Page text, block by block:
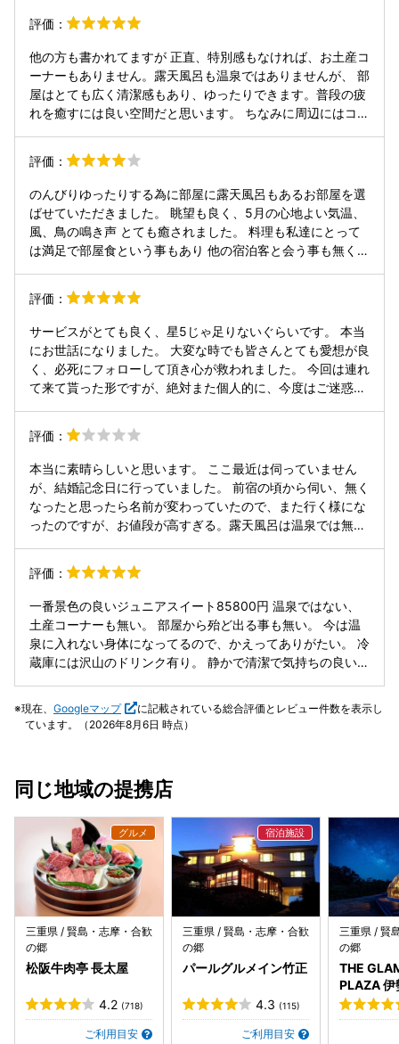
評価：
他の方も書かれてますが 正直、特別感もなければ、お土産コ
ーナーもありません。露天風呂も温泉ではありませんが、 部
屋はとても広く清潔感もあり、ゆったりできます。普段の疲
れを癒すには良い空間だと思います。 ちなみに周辺にはコン
バーもとても雰囲気が良く、いい空間でした。 なにより1番
良かった事はスタッフさんがとてもあたたかく最高の思い出
になりました。 旅館やホテルに何を求めるかは人それぞれか
と思いますが、私は大変満足できる空間でした。
評価：
のんびりゆったりする為に部屋に露天風呂もあるお部屋を選
ばせていただきました。 眺望も良く、5月の心地よい気温、
風、鳥の鳴き声 とても癒されました。 料理も私達にとって
は満足で部屋食という事もあり 他の宿泊客と会う事も無くと
評価：
サービスがとても良く、星5じゃ足りないぐらいです。 本当
にお世話になりました。 大変な時でも皆さんとても愛想が良
く、必死にフォローして頂き心が救われました。 今回は連れ
て来て貰った形ですが、絶対また個人的に、今度はご迷惑か
ました。ありがとうございました。 12時チェックアウトで
とてもゆったり過ごせるのも魅力です！！ ご飯もクオリティ
高く、全部とても美味しかったです！！
評価：
本当に素晴らしいと思います。 ここ最近は伺っていません
が、結婚記念日に行っていました。 前宿の頃から伺い、無く
なったと思ったら名前が変わっていたので、また行く様にな
ったのですが、お値段が高すぎる。露天風呂は温泉では無い
る。 もうすぐ定年の私達にとっては敷居が高くなり行くこと
ができなくなりました。 料理や場所、眺めは最高なのです
が、あまりにもお値段が高すぎて行けなくなったことが残念
でなりません。
評価：
一番景色の良いジュニアスイート85800円 温泉ではない、
土産コーナーも無い。 部屋から殆ど出る事も無い。 今は温
泉に入れない身体になってるので、かえってありがたい。 冷
蔵庫には沢山のドリンク有り。 静かで清潔で気持ちの良いお
良く美味しい。 何よりありがたいのは、夕朝食共にお部屋食
で 弱ってる身体には本当に良かったです。 ありがとうござ
現在、 Googleマップ
に記載されている総合評価とレビュー件数を表示し
ています。（2026年8月6日 時点）
同じ地域の提携店
三重県 / 賢島・志摩・合歓
の郷
松阪牛肉亭 長太屋
4.2 (718)
ご利用目安
三重県 / 賢島・志摩・合歓
の郷
パールグルメイン竹正
4.3 (115)
ご利用目安
三重県 / 賢
の郷
THE
PLAZA 伊